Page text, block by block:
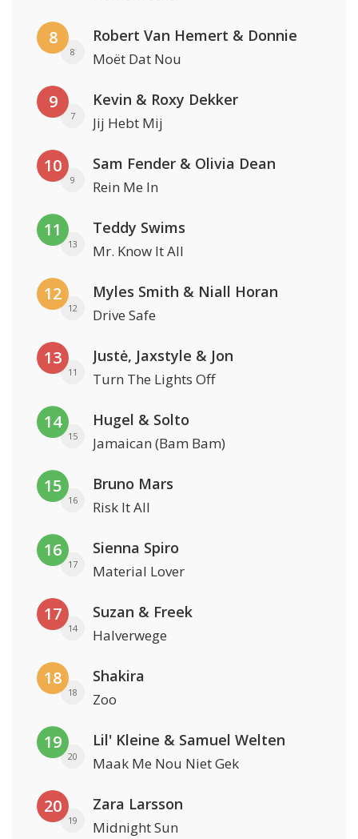
8
8
Robert Van Hemert & Donnie
Moët Dat Nou
9
7
Kevin & Roxy Dekker
Jij Hebt Mij
10
9
Sam Fender & Olivia Dean
Rein Me In
11
13
Teddy Swims
Mr. Know It All
12
12
Myles Smith & Niall Horan
Drive Safe
13
11
Justė, Jaxstyle & Jon
Turn The Lights Off
14
15
Hugel & Solto
Jamaican (Bam Bam)
15
16
Bruno Mars
Risk It All
16
17
Sienna Spiro
Material Lover
17
14
Suzan & Freek
Halverwege
18
18
Shakira
Zoo
19
20
Lil' Kleine & Samuel Welten
Maak Me Nou Niet Gek
20
19
Zara Larsson
Midnight Sun